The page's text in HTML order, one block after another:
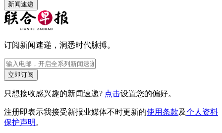
新闻速递
订阅新闻速递，洞悉时代脉搏。
立即订阅
只想接收感兴趣的新闻速递? 点击设置您的偏好。
注册即表示我接受新报业媒体不时更新的使用条款及个人资料
保护声明 。